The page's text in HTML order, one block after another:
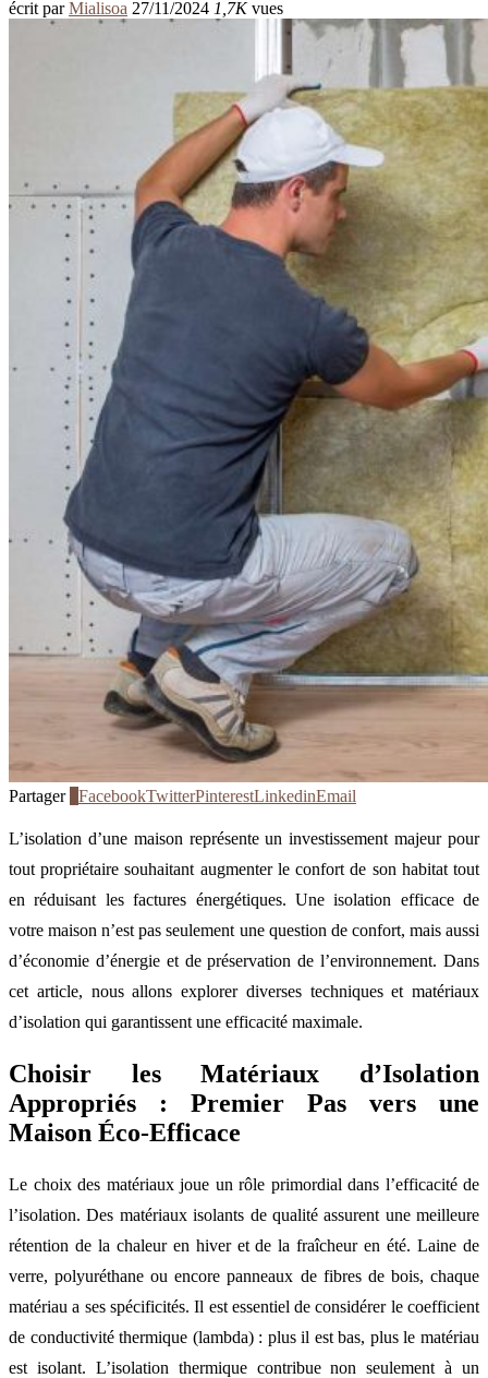
écrit parMialisoa 27/11/2024 1,7Kvues
Partager FacebookTwitterPinterestLinkedinEmail
L’isolation d’une maison représente un investissement majeur pour
tout propriétaire souhaitant augmenter le confort de son habitat tout
en réduisant les factures énergétiques. Une isolation efficace de
votre maison n’est pas seulement une question de confort, mais aussi
d’économie d’énergie et de préservation de l’environnement. Dans
cet article, nous allons explorer diverses techniques et matériaux
d’isolation qui garantissent une efficacité maximale.
Choisir les Matériaux d’Isolation
Appropriés : Premier Pas vers une
Maison Éco-Efficace
Le choix des matériaux joue un rôle primordial dans l’efficacité de
l’isolation. Des matériaux isolants de qualité assurent une meilleure
rétention de la chaleur en hiver et de la fraîcheur en été. Laine de
verre, polyuréthane ou encore panneaux de fibres de bois, chaque
matériau a ses spécificités. Il est essentiel de considérer le coefficient
de conductivité thermique (lambda) : plus il est bas, plus le matériau
est isolant. L’isolation thermique contribue non seulement à un